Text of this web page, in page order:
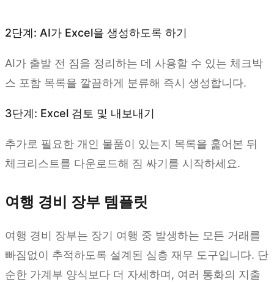
2단계: AI가 Excel을 생성하도록 하기
AI가 출발 전 짐을 정리하는 데 사용할 수 있는 체크박
스 포함 목록을 깔끔하게 분류해 즉시 생성합니다.
3단계: Excel 검토 및 내보내기
추가로 필요한 개인 물품이 있는지 목록을 훑어본 뒤
체크리스트를 다운로드해 짐 싸기를 시작하세요.
여행 경비 장부 템플릿
여행 경비 장부는 장기 여행 중 발생하는 모든 거래를
빠짐없이 추적하도록 설계된 심층 재무 도구입니다. 단
순한 가계부 양식보다 더 자세하며, 여러 통화의 지출